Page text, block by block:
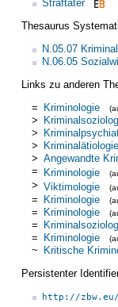
Straftäter
Thesaurus
N.05.07
N.06.05
Links zu anderen
= Kriminologie
>
>
> Kriminalätiologie
> Angewandte
= Kriminologie
> Viktimologie
= Kriminologie
= Kriminologie
=
= Kriminologie
~ Kritische
Persistenter
http://